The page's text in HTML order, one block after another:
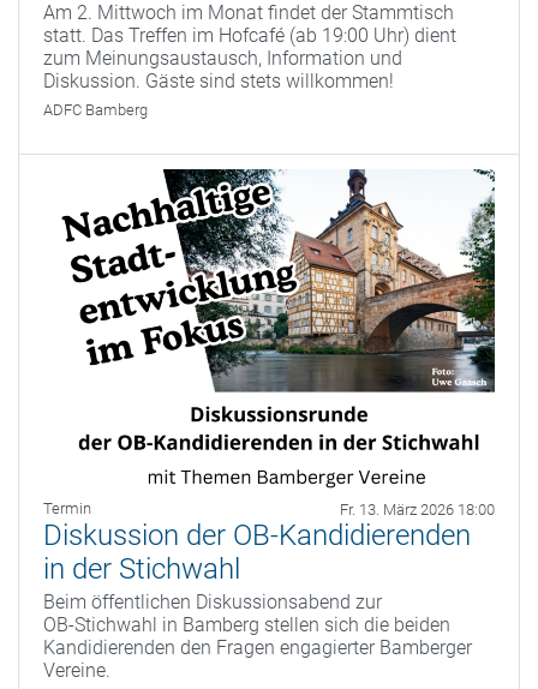
Am 2. Mittwoch im Monat findet der Stammtisch
statt. Das Treffen im Hofcafé (ab 19:00 Uhr) dient
zum Meinungsaustausch, Information und
Diskussion. Gäste sind stets willkommen!
ADFC Bamberg
Termin Fr. 13. März 2026 18:00
Diskussion der OB-Kandidierenden
in der Stichwahl
Beim öffentlichen Diskussionsabend zur
OB‑Stichwahl in Bamberg stellen sich die beiden
Kandidierenden den Fragen engagierter Bamberger
Vereine.